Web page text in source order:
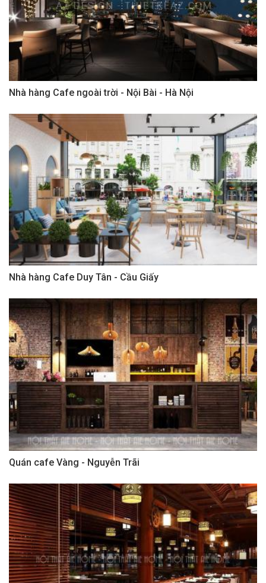
Nhà hàng Cafe ngoài trời - Nội Bài - Hà Nội
Nhà hàng Cafe Duy Tân - Cầu Giấy
Quán cafe Vàng - Nguyễn Trãi